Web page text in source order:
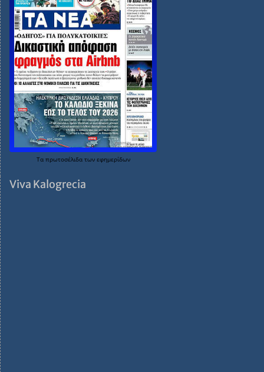
Τα πρωτοσέλιδα των εφημερίδων
Viva Kalogrecia